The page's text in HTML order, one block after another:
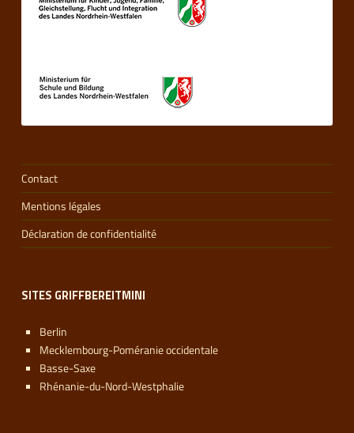
Contact
Mentions légales
Déclaration de confidentialité
SITES GRIFFBEREITMINI
Berlin
Mecklembourg-Poméranie occidentale
Basse-Saxe
Rhénanie-du-Nord-Westphalie